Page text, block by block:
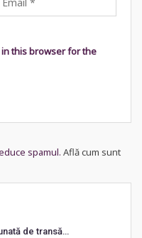
in this browser for the
spamul. Află cum sunt
de transă…